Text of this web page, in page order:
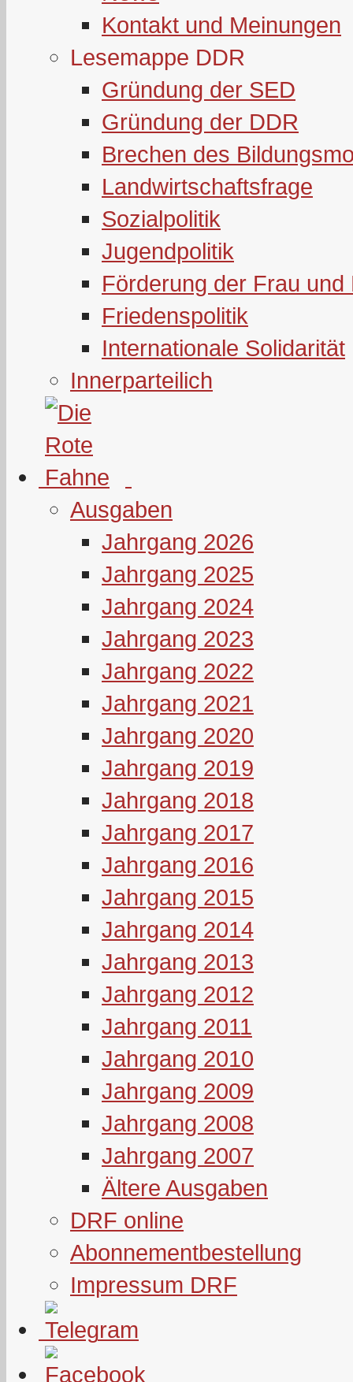
Kontakt und Meinungen
Lesemappe DDR
Gründung der SED
Gründung der DDR
Brechen des
Landwirtschaftsfrage
Sozialpolitik
Jugendpolitik
Förderung der Frau und
Friedenspolitik
Internationale Solidarität
Innerparteilich
Ausgaben
Jahrgang 2026
Jahrgang 2025
Jahrgang 2024
Jahrgang 2023
Jahrgang 2022
Jahrgang 2021
Jahrgang 2020
Jahrgang 2019
Jahrgang 2018
Jahrgang 2017
Jahrgang 2016
Jahrgang 2015
Jahrgang 2014
Jahrgang 2013
Jahrgang 2012
Jahrgang 2011
Jahrgang 2010
Jahrgang 2009
Jahrgang 2008
Jahrgang 2007
Ältere Ausgaben
DRF online
Abonnementbestellung
Impressum DRF